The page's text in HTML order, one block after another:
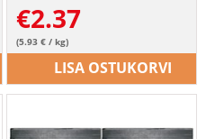
€2.37
(5.93 € / kg)
LISA OSTUKORVI